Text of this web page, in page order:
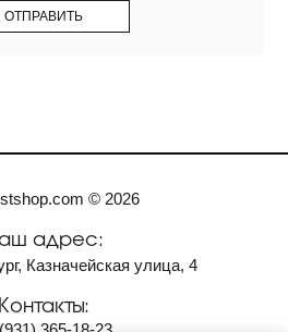
© 2026
адрес:
Казначейская улица, 4
Контакты: